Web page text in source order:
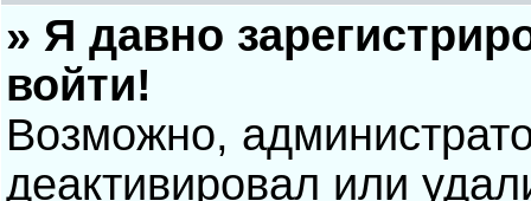
» Я давно
войти!
Возможно,
деактивировал или